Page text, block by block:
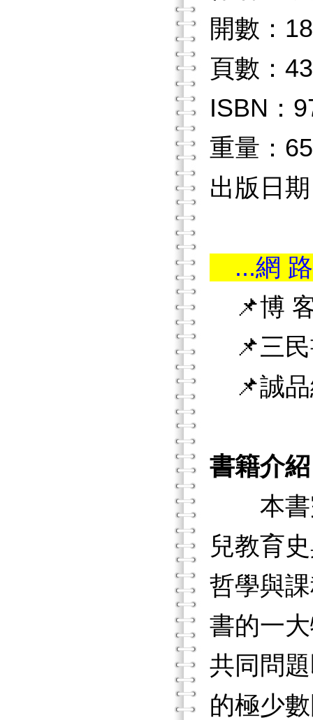
開數：18
頁數：
ISBN：
重量：
出版日
...網
📌博
📌三民
📌誠品
書籍介紹
本書完
兒教育
哲學與
書的一
共同問
的極少